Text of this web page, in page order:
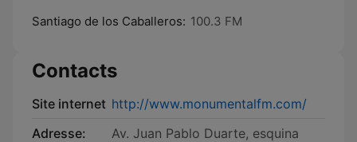
Santiago de los Caballeros: 100.3 FM
Contacts
Site internet http://www.monumentalfm.com/
Adresse:
Av. Juan Pablo Duarte, esquina